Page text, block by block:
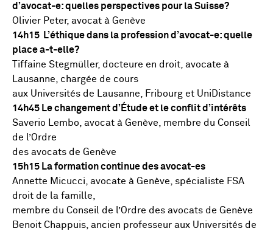
d’avocat-e: quelles perspectives pour la Suisse?
Olivier Peter, avocat à Genève
14h15 L’éthique dans la profession d’avocat-e: quelle
place a-t-elle?
Tiffaine Stegmüller, docteure en droit, avocate à
Lausanne, chargée de cours
aux Universités de Lausanne, Fribourg et UniDistance
14h45 Le changement d’Étude et le conflit d’intérêts
Saverio Lembo, avocat à Genève, membre du Conseil
de l’Ordre
des avocats de Genève
15h15 La formation continue des avocat-es
Annette Micucci, avocate à Genève, spécialiste FSA
droit de la famille,
membre du Conseil de l’Ordre des avocats de Genève
Benoit Chappuis, ancien professeur aux Universités de